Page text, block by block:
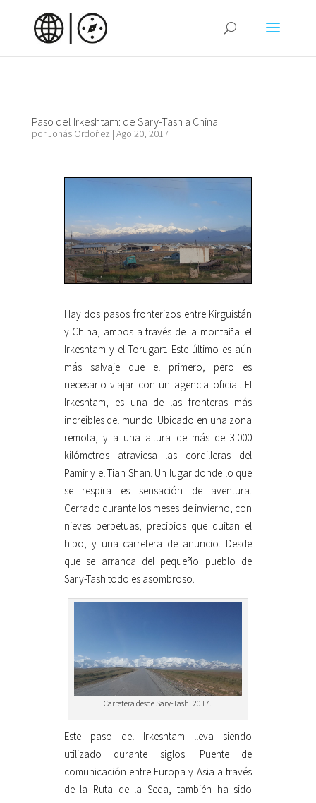
Paso del Irkeshtam: de Sary-Tash a China
porJonás Ordoñez | Ago 20, 2017
Hay dos pasos fronterizos entre Kirguistán
y China, ambos a través de la montaña: el
Irkeshtam y el Torugart. Este último es aún
más salvaje que el primero, pero es
necesario viajar con un agencia oficial. El
Irkeshtam, es una de las fronteras más
increíbles del mundo. Ubicado en una zona
remota, y a una altura de más de 3.000
kilómetros atraviesa las cordilleras del
Pamir y el Tian Shan. Un lugar donde lo que
se respira es sensación de aventura.
Cerrado durante los meses de invierno, con
nieves perpetuas, precipios que quitan el
hipo, y una carretera de anuncio. Desde
que se arranca del pequeño pueblo de
Sary-Tash todo es asombroso.
Carretera desde Sary-Tash. 2017.
Este paso del Irkeshtam lleva siendo
utilizado durante siglos. Puente de
comunicación entre Europa y Asia a través
de la Ruta de la Seda, también ha sido